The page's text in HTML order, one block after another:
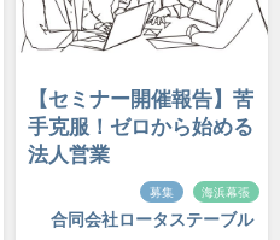
【セミナー開催報告】苦
手克服！ゼロから始める
法人営業
募集 海浜幕張
合同会社ロータステーブル